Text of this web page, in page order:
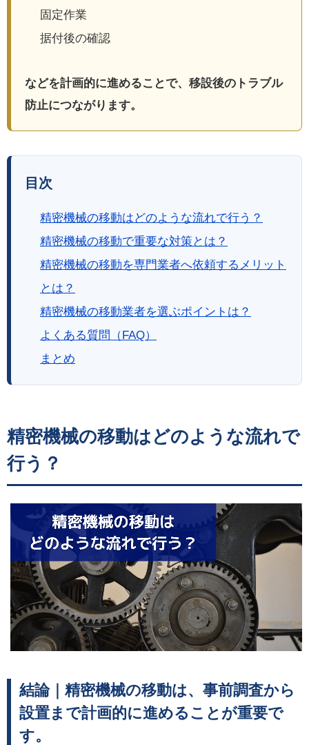
固定作業
据付後の確認
などを計画的に進めることで、移設後のトラブル
防止につながります。
目次
精密機械の移動はどのような流れで行う？
精密機械の移動で重要な対策とは？
精密機械の移動を専門業者へ依頼するメリット
とは？
精密機械の移動業者を選ぶポイントは？
よくある質問（FAQ）
まとめ
精密機械の移動はどのような流れで
行う？
結論｜精密機械の移動は、事前調査から
設置まで計画的に進めることが重要で
す。